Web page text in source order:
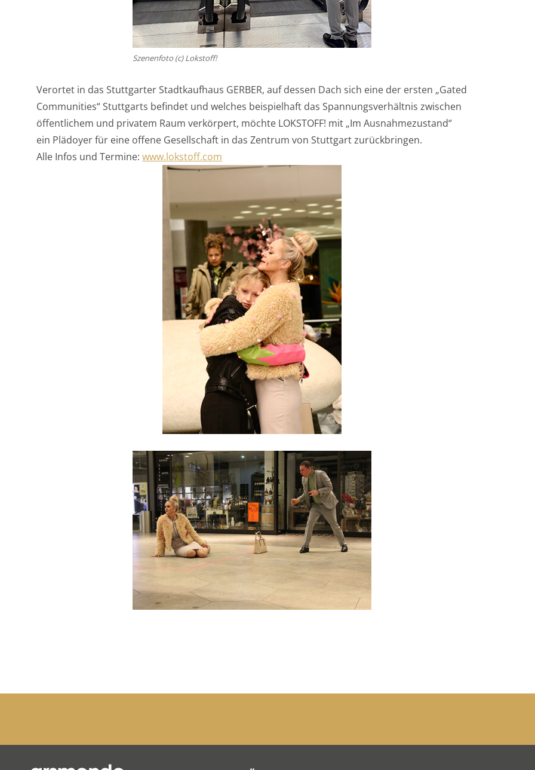
Szenenfoto (c) Lokstoff!
Verortet in das Stuttgarter Stadtkaufhaus GERBER, auf dessen Dach sich eine der ersten „Gated
Communities“ Stuttgarts befindet und welches beispielhaft das Spannungsverhältnis zwischen
öffentlichem und privatem Raum verkörpert, möchte LOKSTOFF! mit „Im Ausnahmezustand“
ein Plädoyer für eine offene Gesellschaft in das Zentrum von Stuttgart zurückbringen.
Alle Infos und Termine:www.lokstoff.com